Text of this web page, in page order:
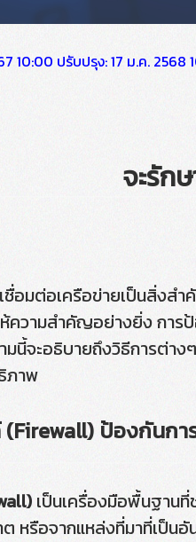
10:00 ปรับปรุง: 17 ม.ค. 2568
จะรัก
ชื่อมต่อเครือข่ายเป็นสิ่งส
ความสำคัญอย่างยิ่ง การป้
มนี้จะอธิบายถึงวิธีการต่า
ภาพ
(Firewall) ป้องกันก
เป็นเครื่องมือพื้นฐานที่
หรือจากแหล่งที่มาที่เป็นอั